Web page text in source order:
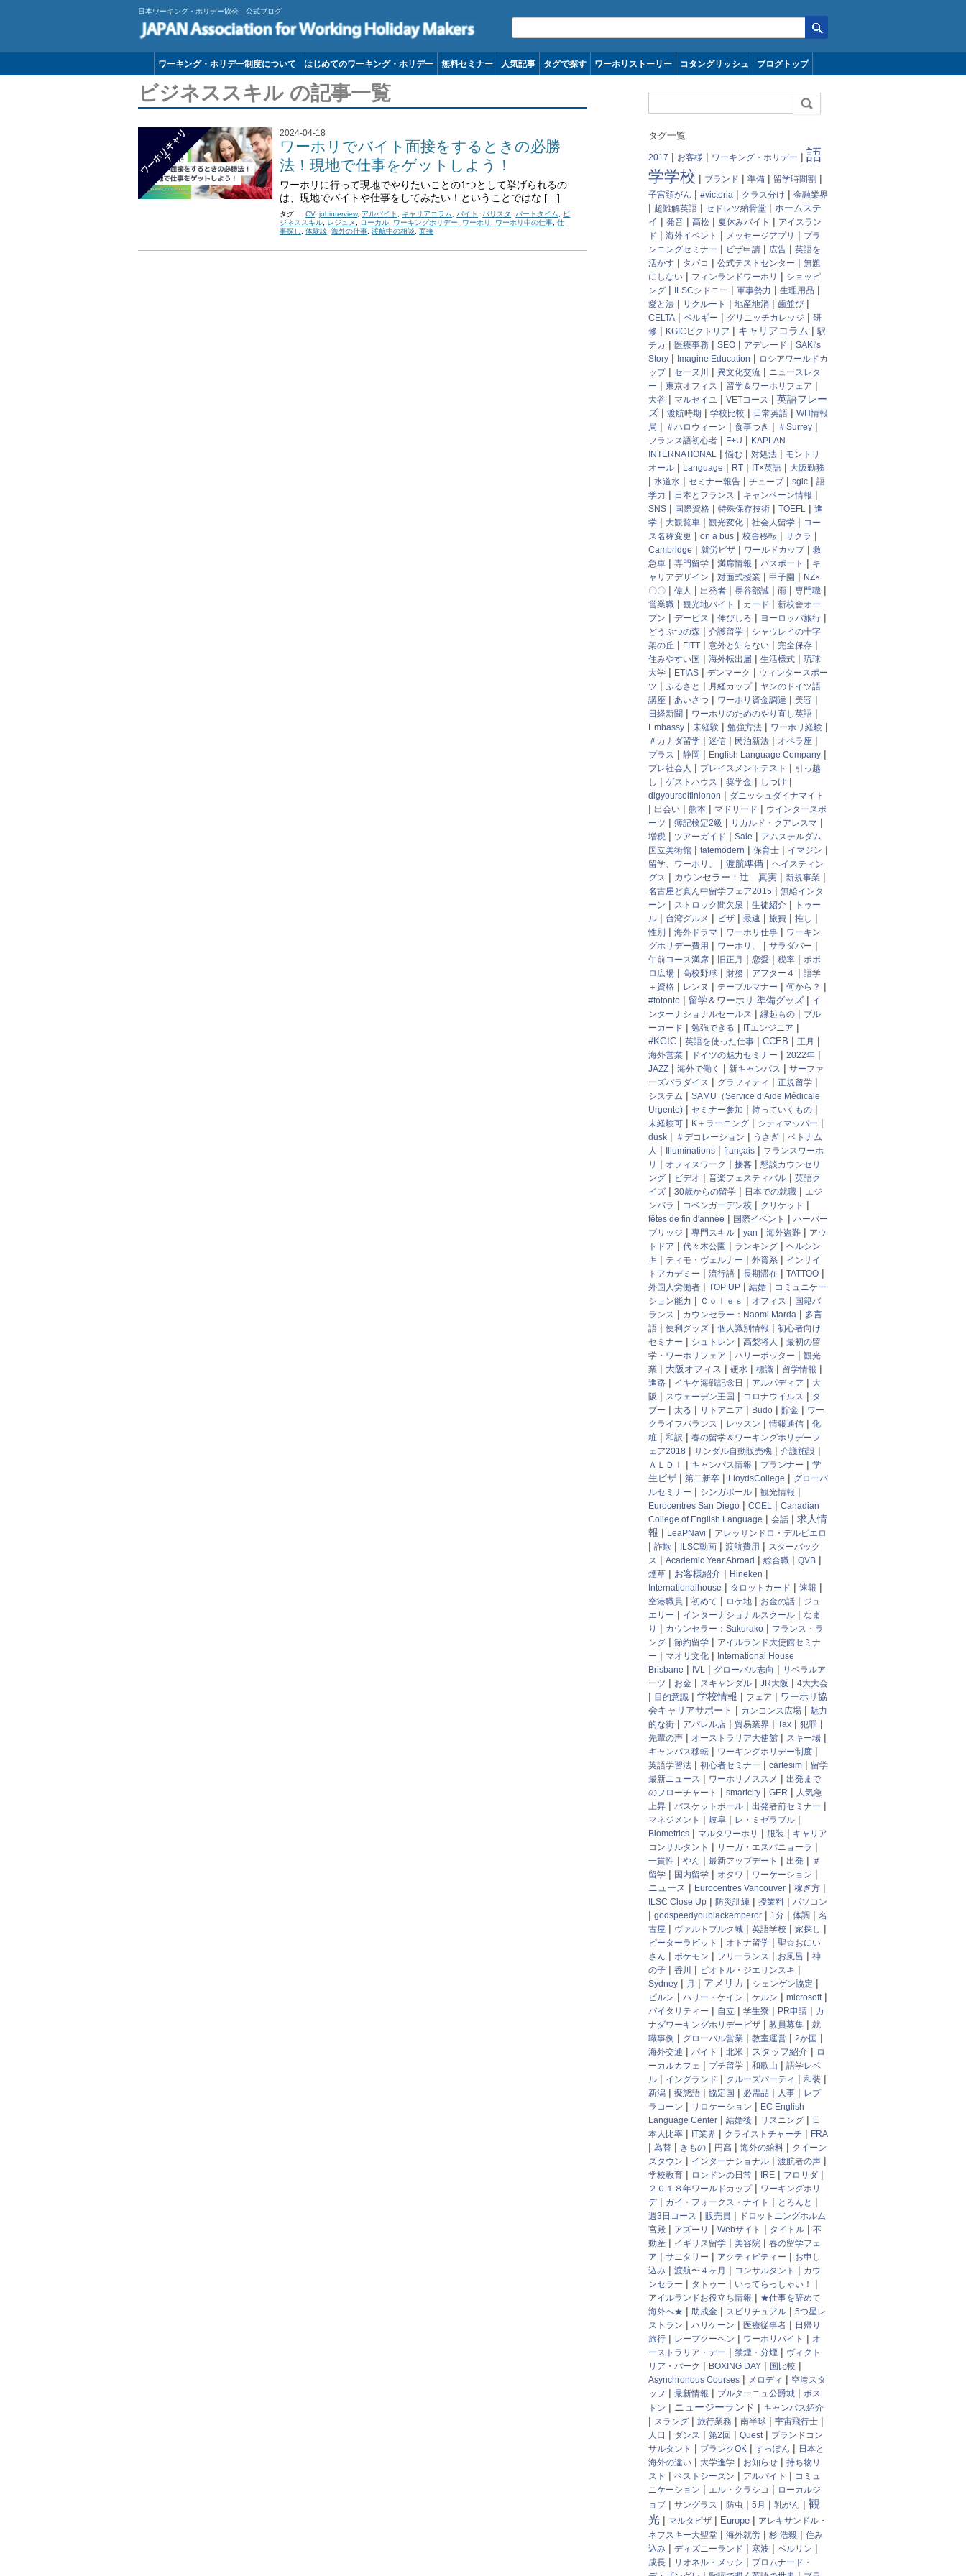
日本ワーキング・ホリデー協会 公式ブログ
コンテンツへ移動
ワーキング・ホリデー制度について はじめてのワーキング・ホリデー 無料セミナー 人気記事 タグで探す ワーホリストーリー コタングリッシュ ブログトップ
ビジネススキル の記事一覧
ワ
ー
ホ
リ
キ
ャ
リ
ア
2024-04-18
ワーホリでバイト面接をするときの必勝
法！現地で仕事をゲットしよう！
ワーホリに行って現地でやりたいことの1つとして挙げられるの
は、現地でバイトや仕事をしてみたい！ということではな […]
タグ ：CV,jobinterview, アルバイト , キャリアコラム,バイト ,バリスタ,パートタイム, ビ
ジネススキル, レジュメ , ローカル, ワーキングホリデー, ワーホリ , ワーホリ中の仕事,仕
事探し,体験談,海外の仕事,渡航中の相談, 面接
タグ一覧
2017 | お客様 | ワーキング・ホリデー | 語
学学校 | ブランド | 準備 | 留学時間割 |
子宮頚がん | #victoria | クラス分け | 金融業界
| 超難解英語 | セドレツ納骨堂 | ホームステ
イ | 発音 | 高松 | 夏休みバイト | アイスラン
ド | 海外イベント | メッセージアプリ | プラ
ンニングセミナー | ビザ申請 | 広告 | 英語を
活かす | タバコ | 公式テストセンター | 無題
にしない | フィンランドワーホリ | ショッピ
ング | ILSCシドニー | 軍事勢力 | 生理用品 |
愛と法 | リクルート | 地産地消 | 歯並び |
CELTA | ベルギー | グリニッチカレッジ | 研
修 | KGICビクトリア | キャリアコラム | 駅
チカ | 医療事務 | SEO | アデレード | SAKI's
Story | Imagine Education | ロシアワールドカ
ップ| セーヌ川 | 異文化交流 | ニュースレタ
ー | 東京オフィス | 留学＆ワーホリフェア |
大谷 | マルセイユ | VETコース | 英語フレー
ズ | 渡航時期 | 学校比較 | 日常英語 | WH情報
局 | ＃ハロウィーン | 食事つき | ＃Surrey |
フランス語初心者 | F+U | KAPLAN
INTERNATIONAL |悩む | 対処法 | モントリ
オール | Language | RT | IT×英語 | 大阪勤務
| 水道水 | セミナー報告 | チューブ | sgic | 語
学力 | 日本とフランス | キャンペーン情報 |
SNS | 国際資格 | 特殊保存技術 | TOEFL | 進
学 | 大観覧車 | 観光変化 | 社会人留学 | コー
ス名称変更 | on a bus | 校舎移転 | サクラ |
Cambridge | 就労ビザ | ワールドカップ| 救
急車 | 専門留学 | 満席情報 | パスポート | キ
ャリアデザイン | 対面式授業 | 甲子園 | NZ×
〇〇 | 偉人 | 出発者 | 長谷部誠 | 雨 | 専門職 |
営業職 | 観光地バイト | カード | 新校舎オー
プン | デービス | 伸びしろ | ヨーロッパ旅行 |
どうぶつの森 | 介護留学 | シャウレイの十字
架の丘 | FITT | 意外と知らない | 完全保存 |
住みやすい国 | 海外転出届 | 生活様式 | 琉球
大学 | ETIAS | デンマーク | ウィンタースポー
ツ | ふるさと | 月経カップ| ヤンのドイツ語
講座 | あいさつ | ワーホリ資金調達 | 美容 |
日経新聞 | ワーホリのためのやり直し英語 |
Embassy | 未経験 | 勉強方法 | ワーホリ経験 |
＃カナダ留学 | 迷信 | 民泊新法 | オペラ座 |
プラス | 静岡 | English Language Company |
プレ社会人 | プレイスメントテスト | 引っ越
し | ゲストハウス | 奨学金 | しつけ |
digyourselfinlonon | ダニッシュダイナマイト
| 出会い | 熊本 | マドリード | ウインタースポ
ーツ | 簿記検定2級 | リカルド・クアレスマ |
増税 | ツアーガイド | Sale | アムステルダム
国立美術館 | tatemodern | 保育士 | イマジン |
留学、ワーホリ、 | 渡航準備 | ヘイスティン
グス | カウンセラー：辻 真実 | 新規事業 |
名古屋ど真ん中留学フェア2015 | 無給インタ
ーン | ストロック間欠泉 | 生徒紹介 |
トゥー
ル | 台湾グルメ | ピザ | 最速 | 旅費 | 推し |
性別 | 海外ドラマ | ワーホリ仕事 | ワーキン
グホリデー費用 | ワーホリ、 | サラダバー |
午前コース満席 | 旧正月 | 恋愛 | 税率 | ポポ
ロ広場 | 高校野球 | 財務 | アフター４ | 語学
＋資格 | レンヌ | テーブルマナー | 何から？ |
#totonto | 留学＆ワーホリ-準備グッズ | イ
ンターナショナルセールス | 縁起もの | ブル
ーカード | 勉強できる | ITエンジニア |
#KGIC | 英語を使った仕事 | CCEB | 正月 |
海外営業 | ドイツの魅力セミナー | 2022年 |
JAZZ | 海外で働く | 新キャンパス | サーファ
ーズパラダイス | グラフィティ | 正規留学 |
システム | SAMU（Service d’Aide Médicale
Urgente) | セミナー参加 | 持っていくもの |
未経験可 | K＋ラーニング | シティマッパー |
dusk | ＃デコレーション | うさぎ | ベトナム
人 | Illuminations | français | フランスワーホ
リ | オフィスワーク | 接客 | 懇談カウンセリ
ング | ビデオ | 音楽フェスティバル | 英語ク
イズ | 30歳からの留学 | 日本での就職 | エジ
ンバラ | コベンガーデン校 | クリケット |
fêtes de fin d'année | 国際イベント | ハーバー
ブリッジ | 専門スキル | yan | 海外盗難 | アウ
トドア | 代々木公園 | ランキング | ヘルシン
キ | ティモ・ヴェルナー | 外資系 | インサイ
トアカデミー | 流行語 | 長期滞在 | TATTOO |
外国人労働者 | TOP UP | 結婚 | コミュニケー
ション能力 | Ｃｏｌｅｓ | オフィス | 国籍バ
ランス | カウンセラー：Naomi Marda | 多言
語 | 便利グッズ | 個人識別情報 | 初心者向け
セミナー | シュトレン | 高梨将人 | 最初の留
学・ワーホリフェア | ハリーポッター | 観光
業 | 大阪オフィス | 硬水 | 標識 | 留学情報 |
進路 | イキケ海戦記念日 | アルパディア | 大
阪 | スウェーデン王国 | コロナウイルス | タ
ブー | 太る | リトアニア | Budo | 貯金 | ワー
クライフバランス | レッスン |情報通信 | 化
粧 | 和訳 | 春の留学＆ワーキングホリデーフ
ェア2018 | サンダル自動販売機 | 介護施設 |
ＡＬＤＩ | キャンパス情報 | プランナー | 学
生ビザ | 第二新卒 | LloydsCollege | グローバ
ルセミナー | シンガポール | 観光情報 |
Eurocentres San Diego | CCEL | Canadian
College of English Language | 会話 | 求人情
報 | LeaPNavi | アレッサンドロ・デルピエロ
| 詐欺 | ILSC動画 | 渡航費用 | スターバック
ス | Academic Year Abroad | 総合職 | QVB |
煙草 | お客様紹介 | Hineken |
Internationalhouse | タロットカード | 速報 |
空港職員 | 初めて | ロケ地 | お金の話 | ジュ
エリー | インターナショナルスクール | なま
り | カウンセラー：Sakurako | フランス・ラ
ング | 節約留学 | アイルランド大使館セミナ
ー | マオリ文化 | International House
Brisbane | IVL | グローバル志向 | リベラルア
ーツ | お金 | スキャンダル | JR大阪 | 4大大会
| 目的意識 | 学校情報 | フェア | ワーホリ協
会キャリアサポート | カンコンス広場 | 魅力
的な街 | アパレル店 | 貿易業界 | Tax | 犯罪 |
先輩の声 | オーストラリア大使館 | スキー場 |
キャンパス移転 | ワーキングホリデー制度 |
英語学習法 | 初心者セミナー | cartesim | 留学
最新ニュース | ワーホリノススメ | 出発まで
のフローチャート | smartcity | GER | 人気急
上昇 | バスケットボール | 出発者前セミナー |
マネジメント | 岐阜 | レ・ミゼラブル |
Biometrics | マルタワーホリ | 服装 | キャリア
コンサルタント | リーガ・エスパニョーラ |
一貫性 | やん | 最新アップデート | 出発 | ＃
留学 | 国内留学 | オタワ | ワーケーション |
ニュース | Eurocentres Vancouver | 稼ぎ方 |
ILSC Close Up | 防災訓練 | 授業料 | パソコン
| godspeedyoublackemperor | 1分 | 体調 | 名
古屋 | ヴァルトブルク城 | 英語学校 | 家探し |
ピーターラビット | オトナ留学 | 聖☆おにい
さん | ポケモン | フリーランス | お風呂 | 神
の子 | 香川 | ピオトル・ジエリンスキ |
Sydney | 月 | アメリカ | シェンゲン協定 |
ビルン | ハリー・ケイン | ケルン | microsoft |
バイタリティー | 自立 | 学生寮 | PR申請 | カ
ナダワーキングホリデービザ | 教員募集 | 就
職事例 | グローバル営業 | 教室運営 | 2か国 |
海外交通 | バイト | 北米 | スタッフ紹介 | ロ
ーカルカフェ | プチ留学 | 和歌山 | 語学レベ
ル | イングランド | クルーズパーティ | 和装 |
新潟 | 擬態語 | 協定国 | 必需品 | 人事 | レプ
ラコーン | リロケーション | EC English
Language Center | 結婚後 | リスニング | 日
本人比率 | IT業界 | クライストチャーチ | FRA
| 為替 | きもの | 円高 | 海外の給料 | クイーン
ズタウン | インターナショナル | 渡航者の声 |
学校教育 | ロンドンの日常 | IRE | フロリダ |
２０１８年ワールドカップ| ワーキングホリ
デ| ガイ・フォークス・ナイト | とろんと |
週3日コース | 販売員 |
ドロットニングホルム
宮殿 | アズーリ | Webサイト | タイトル | 不
動産 | イギリス留学 | 美容院 | 春の留学フェ
ア | サニタリー | アクティビティー | お申し
込み | 渡航〜４ヶ月 | コンサルタント | カウ
ンセラー | タトゥー | いってらっしゃい！ |
アイルランドお役立ち情報 | ★仕事を辞めて
海外へ★ | 助成金 | スピリチュアル | 5つ星レ
ストラン | ハリケーン | 医療従事者 | 日帰り
旅行 | レープクーヘン | ワーホリバイト | オ
ーストラリア・デー | 禁煙・分煙 | ヴィクト
リア・パーク | BOXING DAY | 国比較 |
Asynchronous Courses | メロディ | 空港スタ
ッフ | 最新情報 | ブルターニュ公爵城 | ボス
トン | ニュージーランド | キャンパス紹介
| スラング | 旅行業務 | 南半球 | 宇宙飛行士 |
人口 | ダンス | 第2回 | Quest | ブランドコン
サルタント | ブランクOK | すっぽん | 日本と
海外の違い | 大学進学 | お知らせ | 持ち物リ
スト | ベストシーズン | アルバイト | コミュ
ニケーション | エル・クラシコ | ローカルジ
ョブ | サングラス | 防虫 | 5月 | 乳がん | 観
光 | マルタビザ | Europe | アレキサンドル・
ネフスキー大聖堂 | 海外就労 | 杉 浩毅 | 住み
込み | ディズニーランド | 寒波 | ベルリン |
成長 | リオネル・メッシ | プロムナード・